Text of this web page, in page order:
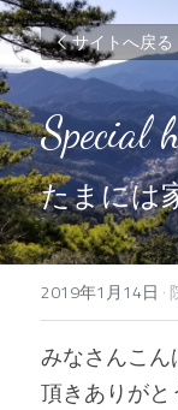
サイトへ戻る
Special
たまには
2019年1月14日 ·
みなさんこ
頂きありがと